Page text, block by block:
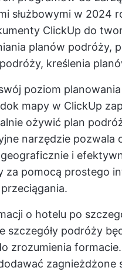
służbowymi w 2024
ClickUp do
planów podróży,
kreślenia
poziom
mapy w ClickUp
ożywić plan
narzędzie pozwala
i
za pomocą prostego
o hotelu po
szczegóły podróży
zrozumienia
zagnieżdżone